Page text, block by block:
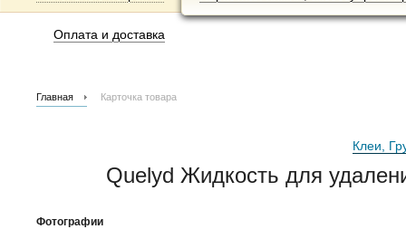
Оплата и доставка
Главная Карточка товара
Клеи,
Quelyd Жидкость для
Фотографии